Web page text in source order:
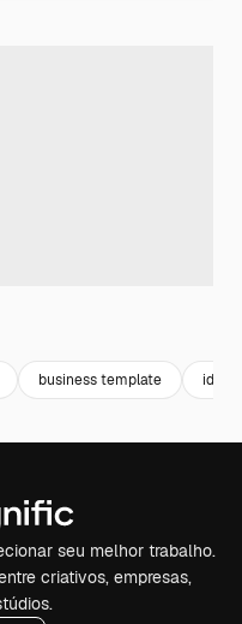
business template
seu melhor trabalho.
criativos, empresas,